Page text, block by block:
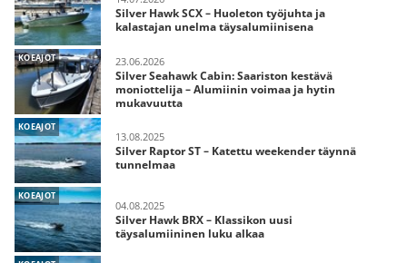
Silver Hawk SCX – Huoleton työjuhta ja
kalastajan unelma täysalumiinisena
KOEAJOT 23.06.2026
Silver Seahawk Cabin: Saariston kestävä
moniottelija – Alumiinin voimaa ja hytin
mukavuutta
KOEAJOT
13.08.2025
Silver Raptor ST – Katettu weekender täynnä
tunnelmaa
KOEAJOT
04.08.2025
Silver Hawk BRX – Klassikon uusi
täysalumiininen luku alkaa